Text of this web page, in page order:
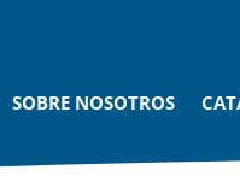
SOBRE NOSOTROS